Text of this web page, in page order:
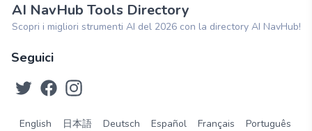
AI NavHub Tools Directory
Scopri i migliori strumenti AI del 2026 con la directory AI NavHub!
Seguici
English 日本語 Deutsch Español Français Português